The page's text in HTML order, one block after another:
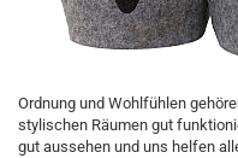
Ordnung und Wohlfühlen
stylischen Räumen gut
gut aussehen und uns helfen